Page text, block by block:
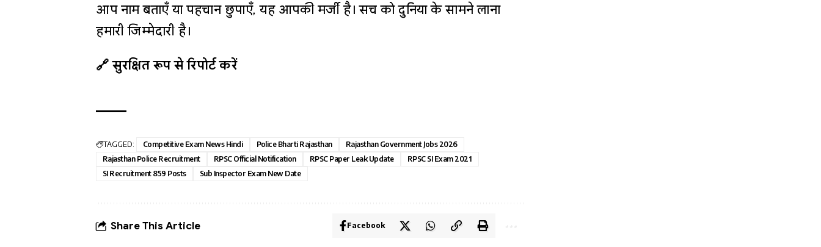
आप नाम बताएँ या पहचान छुपाएँ, यह आपकी मर्जी है। सच को दुनिया के सामने लाना
हमारी जिम्मेदारी है।
🔗 सुरक्षित रूप से रिपोर्ट करें
TAGGED: Competitive Exam News Hindi Police Bharti Rajasthan
Rajasthan Government Jobs 2026
Rajasthan Police Recruitment
RPSC Official Notification RPSC Paper Leak Update
RPSC SI Exam 2021
SI Recruitment 859 Posts
Sub Inspector Exam New Date
Share This Article Facebook